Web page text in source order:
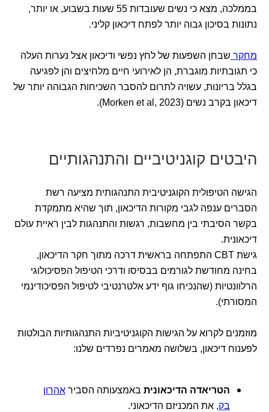
בממלכה, מצא כי נשים שעובדות 55 שעות בשבוע, או יותר,
נתונות בסיכון גבוה יותר לפתח דיכאון קליני.
מחקר שבחן השפעות של לחץ נפשי ודיכאון אצל נערות העלה
כי תגובתיות מוגברת, הן לאירועי חיים מלחיצים והן לפגיעה
בגלל בריונות, עשויה לתרום להסבר השכיחות הגבוהה יותר של
דיכאון בקרב נשים (Morken et al, 2023).
היבטים קוגניטיביים והתנהגותיים
הגישה הטיפולית הקוגניטיבית התנהגותית מציעה רשת
הסברים ענפה לגבי מקורות הדיכאון, תוך שהיא מתמקדת
בקשר הסיבתי בין מחשבות, רגשות והתנהגות לבין ראיית עולם
דיכאונית.
גישת CBT התפתחה בראשית דרכה מתוך חקר הדיכאון,
בחינה מחודשת לגורמים בבסיסו ודרכי הטיפול הפסיכולוגי
הרלוונטיות (שהנכיחו גוף ידע אלטרנטיבי לטיפול הפסיכודינמי
המסורתי).
מוזמנים לקרוא על הגישות הקוגניטיביות התנהגותיות הבולטות
לפענוח דיכאון, בשלושה מאמרים נפרדים שלנו:
הטריאדה הדיכאונית באמצעותה הסביר אהרון
בק, את המכניזם הדיכאוני.